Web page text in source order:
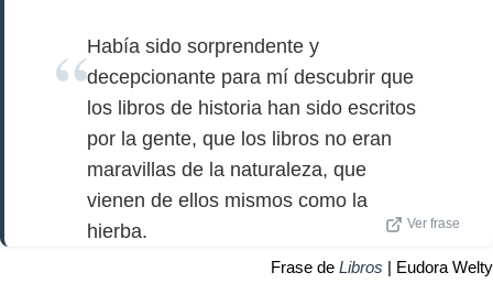
Había sido sorprendente y
decepcionante para mí descubrir que
los libros de historia han sido escritos
por la gente, que los libros no eran
maravillas de la naturaleza, que
vienen de ellos mismos como la
hierba.
Ver frase
Frase de Libros | Eudora Welty